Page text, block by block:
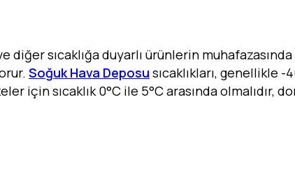
diğer sıcaklığa duyarlı ürünlerin
Soğuk Hava Deposu sıcaklıkları, genellikle
için sıcaklık 0°C ile 5°C arasında olmalıdır,